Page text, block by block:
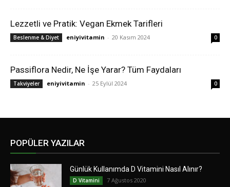
Lezzetli ve Pratik: Vegan Ekmek Tarifleri
Beslenme & Diyet eniyivitamin - 20 Kasım 2024 0
Passiflora Nedir, Ne İşe Yarar? Tüm Faydaları
Takviyeler eniyivitamin - 25 Eylül 2024 0
POPÜLER YAZILAR
Günlük Kullanımda D Vitamini Nasıl Alınır?
D Vitamini 7 Ağustos 2020